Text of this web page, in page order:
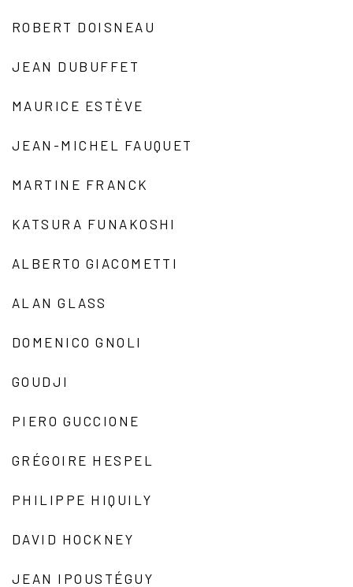
ROBERT DOISNEAU
JEAN DUBUFFET
MAURICE ESTÈVE
JEAN-MICHEL FAUQUET
MARTINE FRANCK
KATSURA FUNAKOSHI
ALBERTO GIACOMETTI
ALAN GLASS
DOMENICO GNOLI
GOUDJI
PIERO GUCCIONE
GRÉGOIRE HESPEL
PHILIPPE HIQUILY
DAVID HOCKNEY
JEAN IPOUSTÉGUY